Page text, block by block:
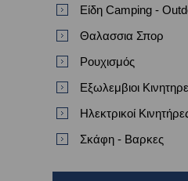
Είδη Camping -
Θαλασσια Σπορ
Ρουχισμός
Εξωλεμβιοι
Ηλεκτρικοί
Σκάφη - Βαρκες